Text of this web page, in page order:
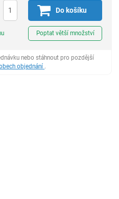
Do košíku
Poptat větší množství
nebo stáhnout pro pozdější
objednání .